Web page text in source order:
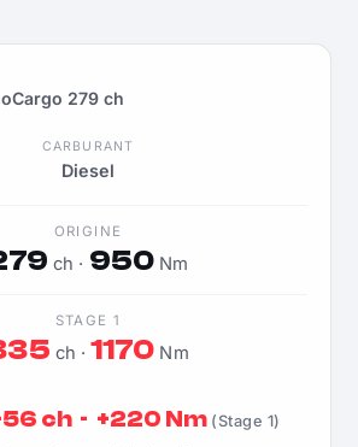
279 ch
CARBURANT
Diesel
ORIGINE
ch · 950Nm
STAGE 1
ch ·1170 Nm
ch · +220 Nm (Stage 1)